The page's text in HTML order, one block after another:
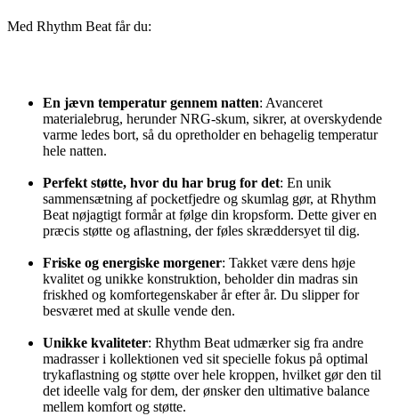
Med Rhythm Beat får du:
En jævn temperatur gennem natten: Avanceret
materialebrug, herunder NRG-skum, sikrer, at overskydende
varme ledes bort, så du opretholder en behagelig temperatur
hele natten.
Perfekt støtte, hvor du har brug for det: En unik
sammensætning af pocketfjedre og skumlag gør, at Rhythm
Beat nøjagtigt formår at følge din kropsform. Dette giver en
præcis støtte og aflastning, der føles skræddersyet til dig.
Friske og energiske morgener: Takket være dens høje
kvalitet og unikke konstruktion, beholder din madras sin
friskhed og komfortegenskaber år efter år. Du slipper for
besværet med at skulle vende den.
Unikke kvaliteter: Rhythm Beat udmærker sig fra andre
madrasser i kollektionen ved sit specielle fokus på optimal
trykaflastning og støtte over hele kroppen, hvilket gør den til
det ideelle valg for dem, der ønsker den ultimative balance
mellem komfort og støtte.